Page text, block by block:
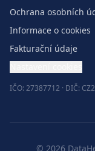
Ochrana osobních
Informace o cookies
Fakturační údaje
IČO: 27387712 · DIČ:
© 2026